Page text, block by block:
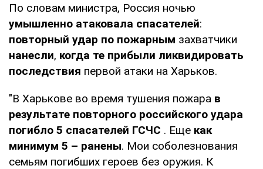
По словам министра, Россия ночью
умышленно атаковала спасателей:
повторный удар по пожарным захватчики
нанесли, когда те прибыли ликвидировать
последствия первой атаки на Харьков.
"В Харькове во время тушения пожара в
результате повторного российского удара
погибло 5 спасателей ГСЧС . Еще как
минимум 5 – ранены. Мои соболезнования
семьям погибших героев без оружия. К